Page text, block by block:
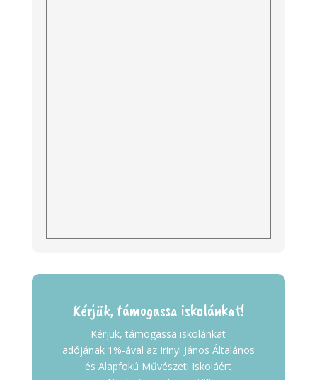
Kérjük, támogassa iskolánkat!
Kérjük, támogassa iskolánkat
adójának 1%-ával az Irinyi János Általános
és Alapfokú Művészeti Iskoláért